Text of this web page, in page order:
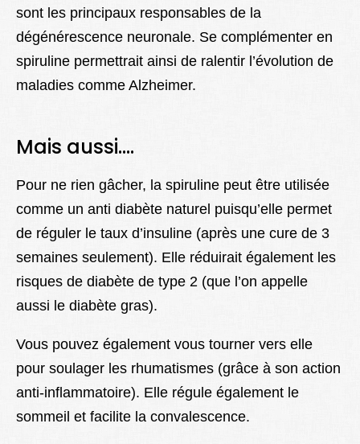
sont les principaux responsables de la
dégénérescence neuronale. Se complémenter en
spiruline permettrait ainsi de ralentir l’évolution de
maladies comme Alzheimer.
Mais aussi….
Pour ne rien gâcher, la spiruline peut être utilisée
comme un anti diabète naturel puisqu’elle permet
de réguler le taux d’insuline (après une cure de 3
semaines seulement). Elle réduirait également les
risques de diabète de type 2 (que l’on appelle
aussi le diabète gras).
Vous pouvez également vous tourner vers elle
pour soulager les rhumatismes (grâce à son action
anti-inflammatoire). Elle régule également le
sommeil et facilite la convalescence.